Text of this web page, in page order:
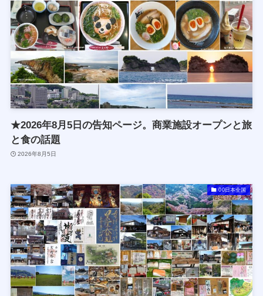
★2026年8月5日の告知ページ。商業施設オープンと旅
と食の話題
2026年8月5日
00日本全国